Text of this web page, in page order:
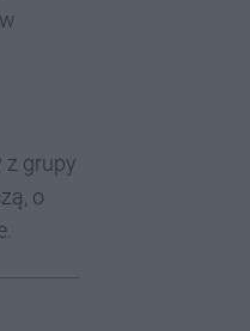
z grupy
o